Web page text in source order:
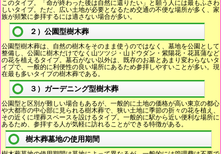
このタイプ。「命が終わった後は自然に還りたい」と願う人には最もふさわ
しいタイプ。ただ、広い土地が必要となるため交通の不便な場所が多く、家
族が頻繁に参拝するには適さない場合が多い。
２）公園型樹木葬
公園型樹木葬は、自然の樹木をそのまま使うのではなく、墓地を公園として
整備し、公園に樹木だけでなく山ツツジ・山ドウダン・紫陽花・花菖蒲など
の花を植えるタイプ。墓石がない以外は、既存のお墓とあまり変わらないタ
イプで、一般的に利便性の良い場所にあるため参拝しやすいことが多い。現
在最も多いタイプの樹木葬である。
３）ガーデニング型樹木葬
公園型と区別が難しい場合もあるが、一般的に土地の価格が高い東京の都心
や大都市の中心部に見られる樹木葬で、狭い土地に季節の折々の花を植え、
その近くに埋葬スペースを設けるタイプ。一般的に駅から近い便利な場所に
あるため、参拝する人が気軽に訪れることができる特徴がある。
樹木葬墓地の使用期間